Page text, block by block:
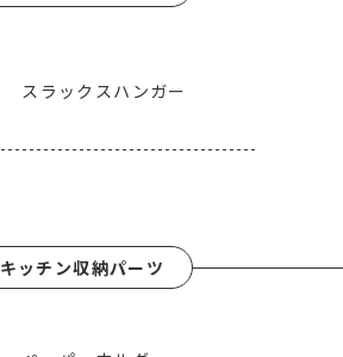
スラックスハンガー
キッチン収納パーツ